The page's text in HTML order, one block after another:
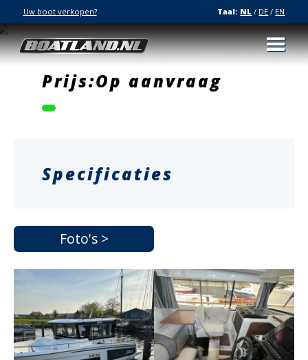
Uw boot verkopen? Taal: NL / DE / EN
Prijs:Op aanvraag
Specificaties
Foto's >